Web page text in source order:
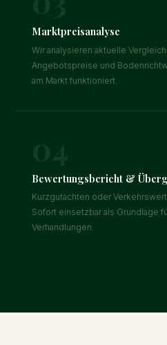
Marktpreisanalyse
Wir analysieren aktuelle
Angebotspreise und
am Markt funktioniert.
Bewertungsbericht &
Kurzgutachten oder
Sofort einsetzbar als Grundlage
Verhandlungen.